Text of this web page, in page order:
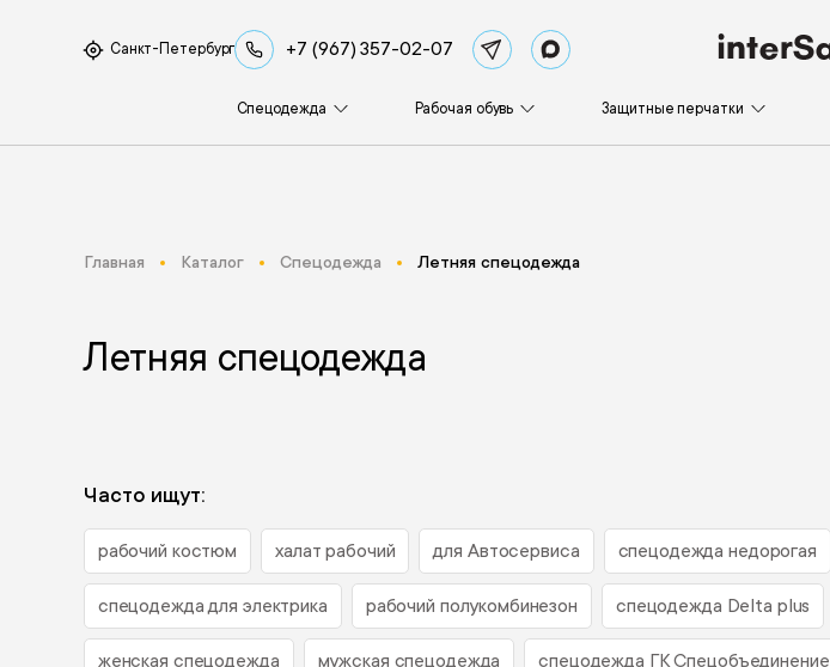
Санкт-Петербург +7 (967) 357-02-07
Спецодежда Рабочая обувь Защитные перчатки
Главная Каталог Спецодежда Летняя спецодежда
Летняя спецодежда
Часто ищут:
рабочий костюм халат рабочий для Автосервиса спецодежда недорогая
спецодежда для электрика рабочий полукомбинезон спецодежда Delta plus
женская спецодежда мужская спецодежда спецодежда ГК Спецобъединение